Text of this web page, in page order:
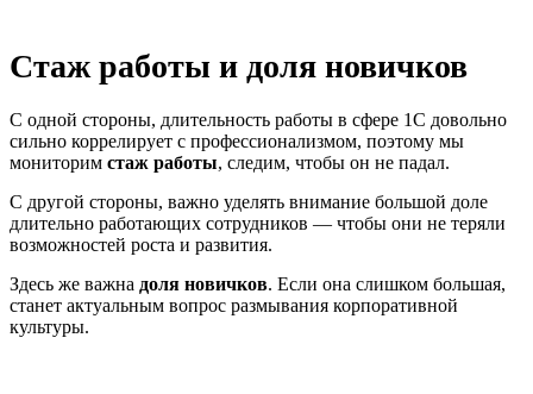
Стаж работы и доля новичков
С одной стороны, длительность работы в сфере 1С довольно
сильно коррелирует с профессионализмом, поэтому мы
мониторим стаж работы, следим, чтобы он не падал.
С другой стороны, важно уделять внимание большой доле
длительно работающих сотрудников — чтобы они не теряли
возможностей роста и развития.
Здесь же важна доля новичков. Если она слишком большая,
станет актуальным вопрос размывания корпоративной
культуры.